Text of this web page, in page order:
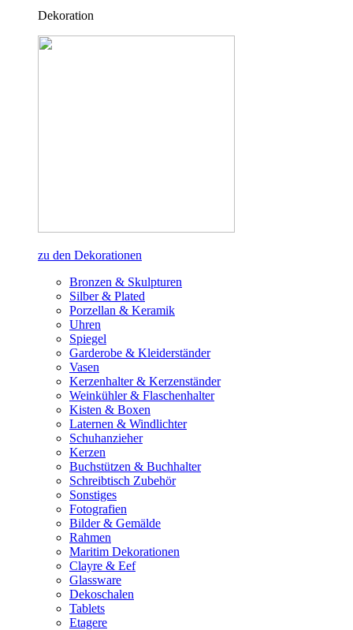
Dekoration
zu den Dekorationen
Bronzen & Skulpturen
Silber & Plated
Porzellan & Keramik
Uhren
Spiegel
Garderobe & Kleiderständer
Vasen
Kerzenhalter & Kerzenständer
Weinkühler & Flaschenhalter
Kisten & Boxen
Laternen & Windlichter
Schuhanzieher
Kerzen
Buchstützen & Buchhalter
Schreibtisch Zubehör
Sonstiges
Fotografien
Bilder & Gemälde
Rahmen
Maritim Dekorationen
Clayre & Eef
Glassware
Dekoschalen
Tablets
Etagere